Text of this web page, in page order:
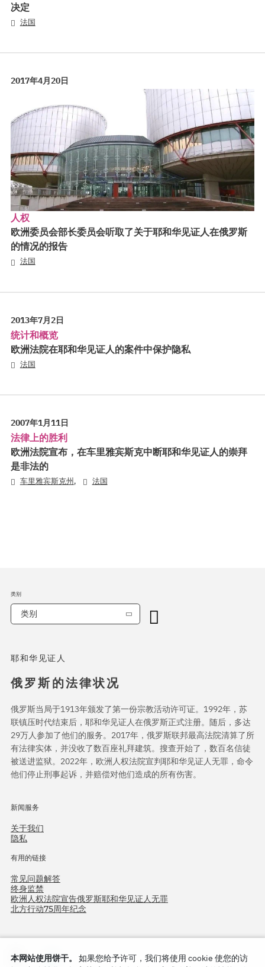
决定
法国
2017年4月20日
人权
欧洲委员会部长委员会听取了关于耶和华见证人在俄罗斯
的情况的报告
法国
2013年7月2日
统计和概览
欧洲法院在耶和华见证人的案件中保护隐私
法国
2007年1月11日
法律上的胜利
欧洲法院宣布，在车里雅宾斯克中断耶和华见证人的崇拜
是非法的
车里雅宾斯克州, 法国
耶和华见证人
俄罗斯的法律状况
俄罗斯当局于1913年颁发了第一份宗教活动许可证。1992年，苏
联镇压时代结束后，耶和华见证人在俄罗斯正式注册。随后，多达
29万人参加了他们的服务。2017年，俄罗斯联邦最高法院清算了所
有法律实体，并没收了数百座礼拜建筑。搜查开始了，数百名信徒
被送进监狱。2022年，欧洲人权法院宣判耶和华见证人无罪，命令
他们停止刑事起诉，并赔偿对他们造成的所有伤害。
新闻服务
关于我们
隐私
有用的链接
常见问题解答
终身监禁
欧洲人权法院宣告俄罗斯耶和华见证人无罪
北方行动75周年纪念
类别
类别
本网站使用饼干。
如果您给予许可，我们将使用 cookie 使您的访